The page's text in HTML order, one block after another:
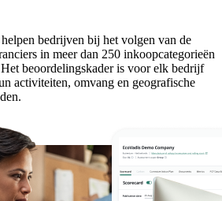
bedrijven bij het volgen van de
in meer dan 250 inkoopcategorieën
beoordelingskader is voor elk bedrijf
activiteiten, omvang en geografische